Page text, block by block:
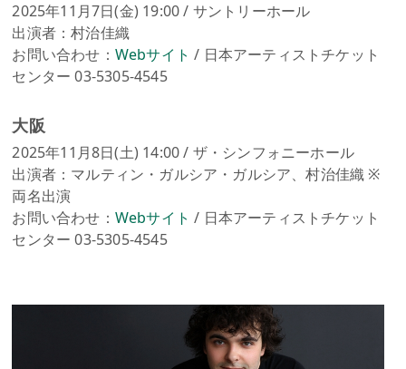
2025年11月7日(金) 19:00 / サントリーホール
出演者：村治佳織
お問い合わせ： Webサイト / 日本アーティストチケット
センター 03-5305-4545
大阪
2025年11月8日(土) 14:00 / ザ・シンフォニーホール
出演者：マルティン・ガルシア・ガルシア、村治佳織 ※
両名出演
お問い合わせ： Webサイト / 日本アーティストチケット
センター 03-5305-4545